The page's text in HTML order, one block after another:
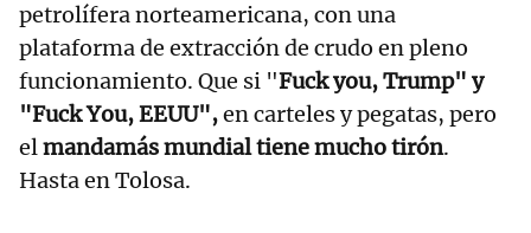
petrolífera norteamericana, con una
plataforma de extracción de crudo en pleno
funcionamiento. Que si "Fuck you, Trump" y
"Fuck You, EEUU",en carteles y pegatas, pero
elmandamás mundial tiene mucho tirón.
Hasta en Tolosa.